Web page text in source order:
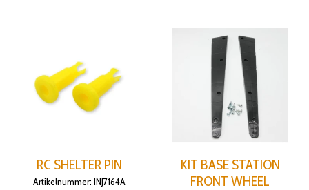
RC SHELTER PIN
Artikelnummer: INJ7164A
KIT BASE STATION
FRONT WHEEL